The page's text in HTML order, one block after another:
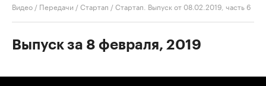
Видео / Передачи /Стартап /Стартап. Выпуск от 08.02.2019, часть 6
Выпуск за 8 февраля, 2019